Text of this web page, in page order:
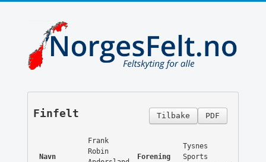
PDF
Tilbake
Finfelt
Navn
Frank
Robin
Forening
Tysnes
Sports